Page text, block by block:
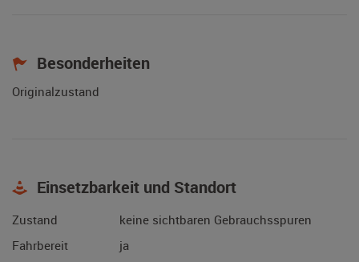
Besonderheiten
Originalzustand
Einsetzbarkeit und Standort
Zustand
keine sichtbaren Gebrauchsspuren
Fahrbereit
ja